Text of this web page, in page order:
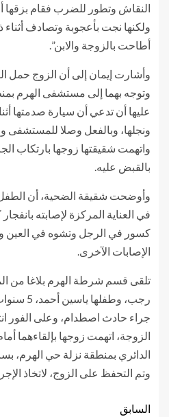
النقاش وتطور للضرب فقام بزقها
ولكنها نجت بأعجوبة وتصادف
أطاحت بالزوجة والابن”.
وأشارت إيمان إلى أن الزوج حمل
وتوجه بهما إلى مستشفى الهرم
عليها أن تدعي أن سيارة صدمتها
ونجلها، وبالفعل وصلا
واتهمت شقيقتها زوجها بارتكاب
بالقبض عليه.
وأوضحت شقيقة الضحية، أن الطفل
في العناية المركزة لإصابته
كسور في الرجل وتشوه في العين
الإصابات الآخرى.
تلقى قسم شرطة الهرم بلاغا من
رجب،
جراء حادث اصطدام، وعلى الفور
الزوجة، اتهمت زوجها بإلقاءهما
الدائري بمنطقة نزلة حي الهرم،
وتم التحفظ على الزوج، لاتخاذ
السابق